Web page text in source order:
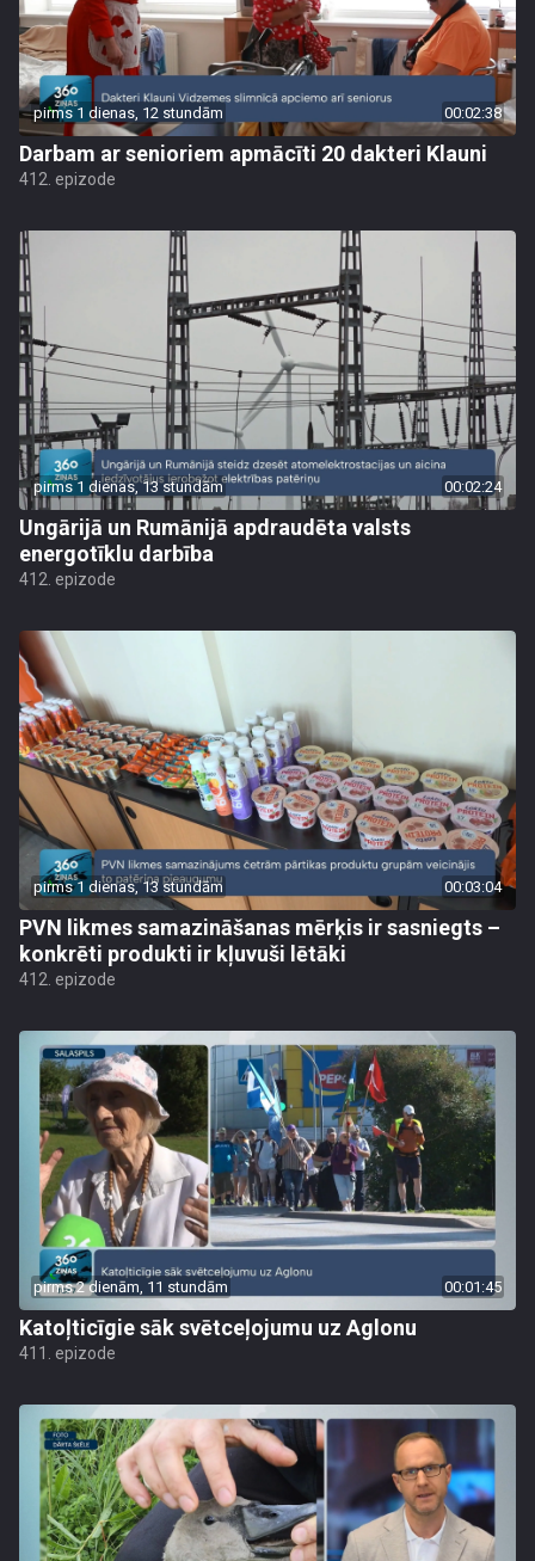
pirms 1 dienas, 12 stundām 00:02:38
Darbam ar senioriem apmācīti 20 dakteri Klauni
412. epizode
pirms 1 dienas, 13 stundām 00:02:24
Ungārijā un Rumānijā apdraudēta valsts
energotīklu darbība
412. epizode
pirms 1 dienas, 13 stundām 00:03:04
PVN likmes samazināšanas mērķis ir sasniegts –
konkrēti produkti ir kļuvuši lētāki
412. epizode
pirms 2 dienām, 11 stundām 00:01:45
Katoļticīgie sāk svētceļojumu uz Aglonu
411. epizode